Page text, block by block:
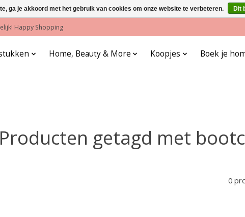
Happy Shopping
Home, Beauty & More Koopjes Boek je
Producten getagd met
0
ga je akkoord met het gebruik van cookies om onze website te verbeteren. Dit